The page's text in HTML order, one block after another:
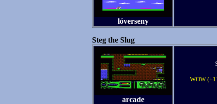
lóverseny
Steg the Slug
arcade
WOW